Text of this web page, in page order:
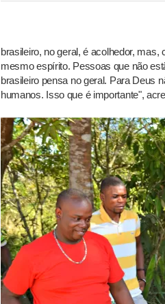
brasileiro, no geral, é acolhedor,
mesmo espírito. Pessoas que não
brasileiro pensa no geral. Para Deus
humanos. Isso que é importante",